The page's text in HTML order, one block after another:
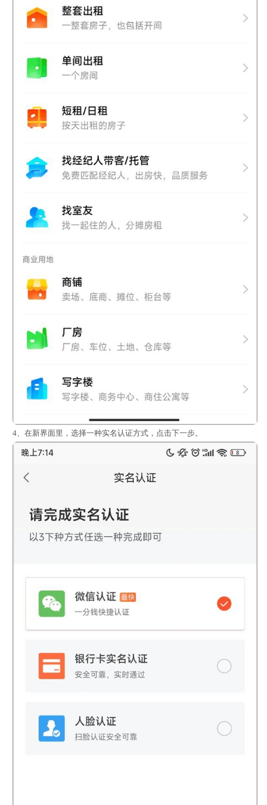
4、在新界面里，选择一种实名认证方式，点击下一步。